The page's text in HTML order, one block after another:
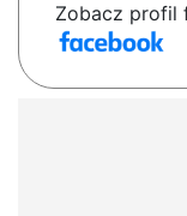
Zobacz profil